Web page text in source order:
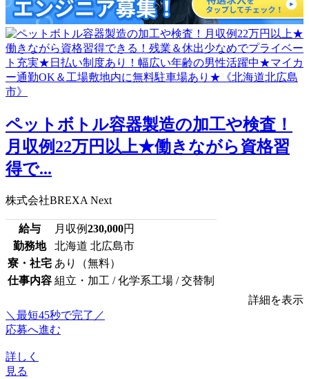
ペットボトル容器製造の加工や検査！
月収例22万円以上★働きながら資格習
得で...
株式会社BREXA Next
給与 月収例230,000円
勤務地
北海道 北広島市
寮・社宅 あり（無料）
仕事内容 組立・加工 / 化学系工場 / 交替制
詳細を表示
＼最短45秒で完了／
応募へ進む
詳しく
見る